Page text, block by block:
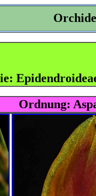
Ordnung: